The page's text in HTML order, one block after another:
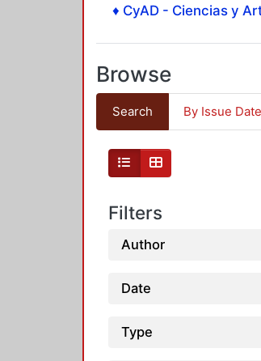
♦ CyAD - Ciencias y
Browse
Search By Issue Date
Filters
Author
Date
Type